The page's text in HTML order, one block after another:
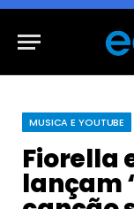
MUSICA E YOUTUBE
Fiorella
lançam